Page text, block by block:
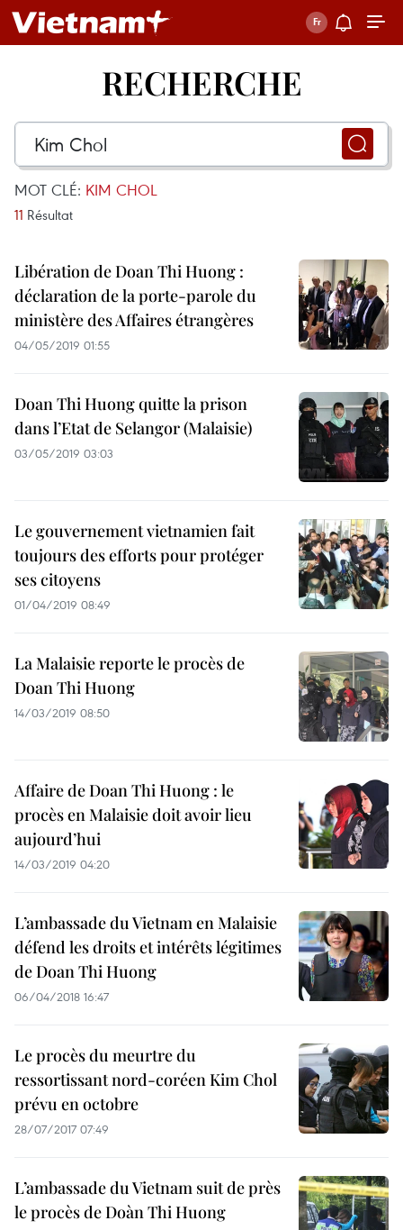
RECHERCHE
MOT CLÉ: KIM CHOL
11 Résultat
Libération de Doan Thi Huong :
déclaration de la porte-parole du
ministère des Affaires étrangères
04/05/2019 01:55
Doan Thi Huong quitte la prison
dans l’Etat de Selangor (Malaisie)
03/05/2019 03:03
Le gouvernement vietnamien fait
toujours des efforts pour protéger
ses citoyens
01/04/2019 08:49
La Malaisie reporte le procès de
Doan Thi Huong
14/03/2019 08:50
Affaire de Doan Thi Huong : le
procès en Malaisie doit avoir lieu
aujourd’hui
14/03/2019 04:20
L’ambassade du Vietnam en Malaisie
défend les droits et intérêts légitimes
de Doan Thi Huong
06/04/2018 16:47
Le procès du meurtre du
ressortissant nord-coréen Kim Chol
prévu en octobre
28/07/2017 07:49
L’ambassade du Vietnam suit de près
le procès de Doàn Thi Huong